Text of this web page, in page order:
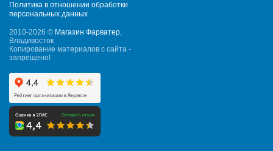
Политика в отношении обработки
персональных данных
2010-2026 © Магазин Фарватер,
Владивосток
Копирование материалов с сайта -
запрещено!